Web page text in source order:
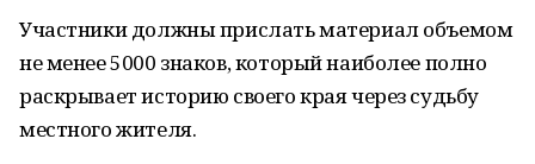
Участники должны прислать материал объемом
не менее 5000 знаков, который наиболее полно
раскрывает историю своего края через судьбу
местного жителя.